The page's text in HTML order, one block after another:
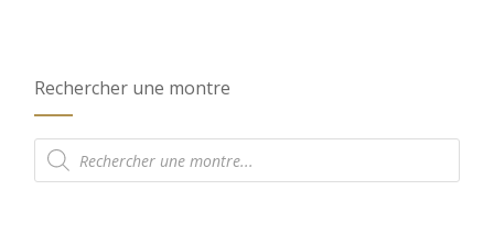
Rechercher une montre
Recherche
de
produits